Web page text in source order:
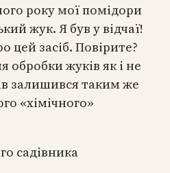
року мої помідори
жук. Я був у відчаї!
цей засіб. Повірите?
обробки жуків як і не
залишився таким же
«хімічного»
садівника